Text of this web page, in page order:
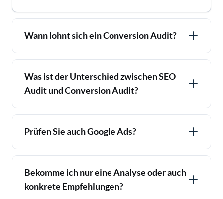
Wann lohnt sich ein Conversion Audit?
Was ist der Unterschied zwischen SEO
Audit und Conversion Audit?
Prüfen Sie auch Google Ads?
Bekomme ich nur eine Analyse oder auch
konkrete Empfehlungen?